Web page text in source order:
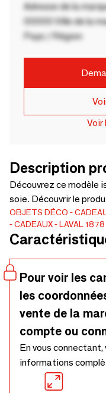
Adresse de la
00000 Ville de la
Pays / Région
Voir
Description
Découvrez ce modèle
soie. Découvrir le
OBJETS DÉCO
CADEAUX
LAVAL 1878
Pour voir les
les
vente de la
compte ou
En vous connectant,
informations